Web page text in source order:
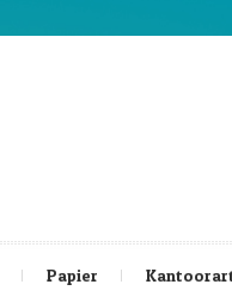
Papier